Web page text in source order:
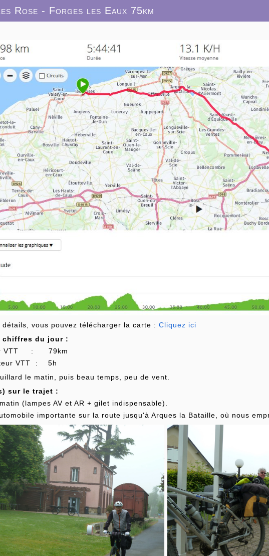
Rose - Forges les Eaux 75km
détails, vous pouvez télécharger la carte : Cliquez ici
chiffres du jour :
VTT : 79km
VTT : 5h
le matin, puis beau temps, peu de vent.
sur le trajet :
(lampes AV et AR + gilet indispensable).
importante sur la route jusqu'à Arques la Bataille, où nous